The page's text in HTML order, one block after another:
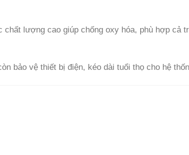
lượng cao giúp chống oxy hóa, phù hợp cả
bảo vệ thiết bị điện, kéo dài tuổi thọ cho hệ